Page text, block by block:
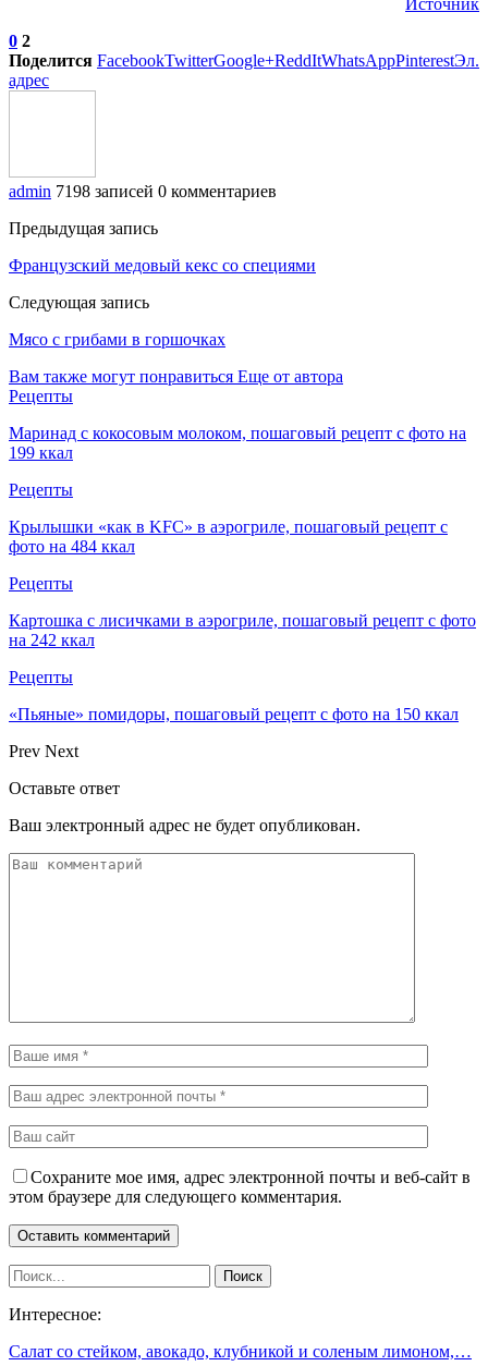
0 2
Поделится FacebookTwitterGoogle+ReddItWhatsAppPinterestЭл.
адрес
admin 7198 записей 0 комментариев
Предыдущая запись
Французский медовый кекс со специями
Следующая запись
Мясо с грибами в горшочках
Вам также могут понравиться Еще от автора
Рецепты
Маринад с кокосовым молоком, пошаговый рецепт с фото на
199 ккал
Рецепты
Крылышки «как в KFC» в аэрогриле, пошаговый рецепт с
фото на 484 ккал
Рецепты
Картошка с лисичками в аэрогриле, пошаговый рецепт с фото
на 242 ккал
Рецепты
«Пьяные» помидоры, пошаговый рецепт с фото на 150 ккал
Prev Next
Оставьте ответ
Ваш электронный адрес не будет опубликован.
Сохраните мое имя, адрес электронной почты и веб-сайт в
этом браузере для следующего комментария.
Интересное:
Салат со стейком, авокадо, клубникой и соленым лимоном,…